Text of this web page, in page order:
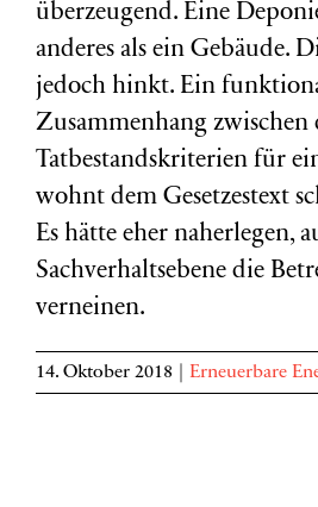
überzeugend. Eine
anderes als ein Gebäude.
jedoch hinkt. Ein
Zusammenhang zwischen
Tatbestandskriterien für
wohnt dem Gesetzestext
Es hätte eher naherlegen,
Sachverhaltsebene die
verneinen.
14. Oktober 2018 Erneuerbare